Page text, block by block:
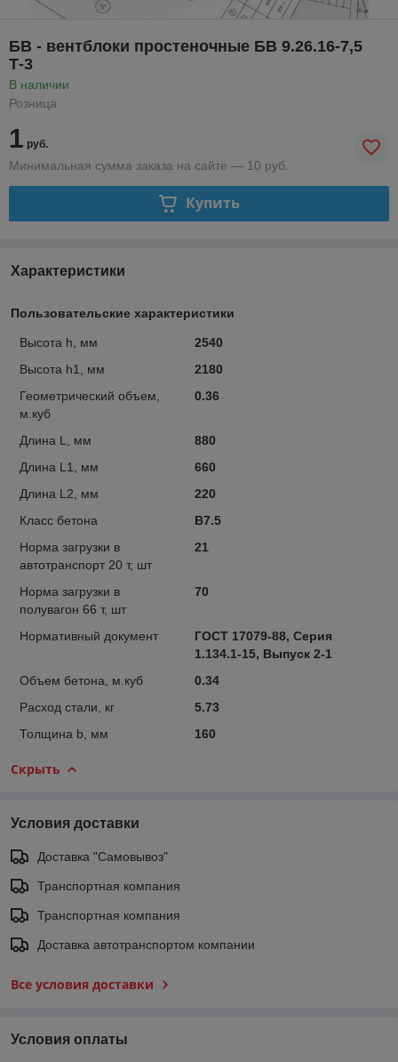
БВ - вентблоки простеночные БВ 9.26.16-7,5
Т-3
В наличии
Розница
1 руб.
Минимальная сумма заказа на сайте — 10 руб.
Купить
Характеристики
Пользовательские характеристики
Высота h, мм
2540
Высота h1, мм
2180
Геометрический объем,
м.куб
0.36
Длина L, мм
880
Длина L1, мм
660
Длина L2, мм
220
Класс бетона
В7.5
Норма загрузки в
автотранспорт 20 т, шт
21
Норма загрузки в
полувагон 66 т, шт
70
Нормативный документ
ГОСТ 17079-88, Серия
1.134.1-15, Выпуск 2-1
Объем бетона, м.куб
0.34
Расход стали, кг
5.73
Толщина b, мм
160
Скрыть
Условия доставки
Доставка "Самовывоз"
Транспортная компания
Транспортная компания
Доставка автотранспортом компании
Все условия доставки
Условия оплаты